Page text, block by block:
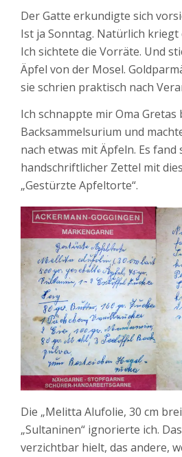
Der Gatte erkundigte sich
Ist ja Sonntag. Natürlich kriegt
Ich sichtete die Vorräte. Und
Äpfel von der Mosel.
sie schrien praktisch nach
Ich schnappte mir Oma
Backsammelsurium und
nach etwas mit Äpfeln. Es fand
handschriftlicher Zettel mit
„Gestürzte Apfeltorte“.
Die „Melitta Alufolie, 30 cm
„Sultaninen“ ignorierte ich.
verzichtbar hielt, das andere,